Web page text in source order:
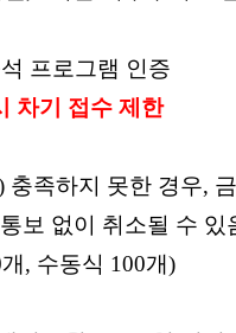
프로그램 인증
차기 접수 제한
충족하지 못한 경우,
보 없이 취소될 수 있
개 , 수동식 100개)